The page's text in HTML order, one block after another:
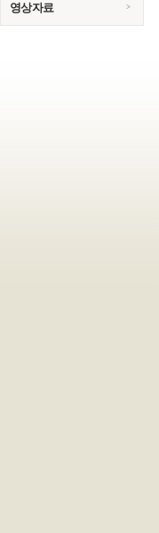
영상자료